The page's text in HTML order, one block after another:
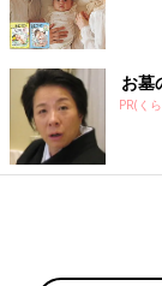
お墓
PR(く